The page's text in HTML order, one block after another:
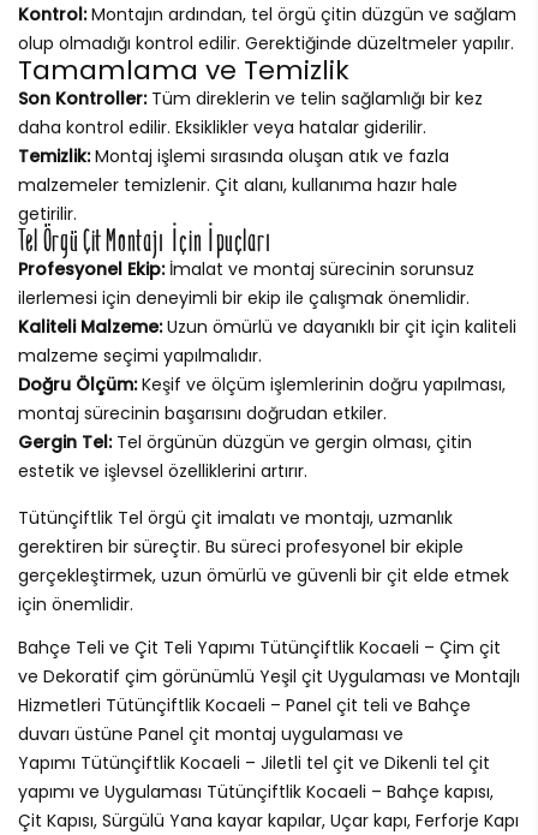
Kontrol:Montajın ardından, tel örgü çitin düzgün ve sağlam
olup olmadığı kontrol edilir. Gerektiğinde düzeltmeler yapılır.
Tamamlama ve Temizlik
Son Kontroller:Tüm direklerin ve telin sağlamlığı bir kez
daha kontrol edilir. Eksiklikler veya hatalar giderilir.
Temizlik:Montaj işlemi sırasında oluşan atık ve fazla
malzemeler temizlenir. Çit alanı, kullanıma hazır hale
getirilir.
Tel Örgü Çit Montajı İçin İpuçları
Profesyonel Ekip:İmalat ve montaj sürecinin sorunsuz
ilerlemesi için deneyimli bir ekip ile çalışmak önemlidir.
Kaliteli Malzeme:Uzun ömürlü ve dayanıklı bir çit için kaliteli
malzeme seçimi yapılmalıdır.
Doğru Ölçüm:Keşif ve ölçüm işlemlerinin doğru yapılması,
montaj sürecinin başarısını doğrudan etkiler.
Gergin Tel:Tel örgünün düzgün ve gergin olması, çitin
estetik ve işlevsel özelliklerini artırır.
Tütünçiftlik Tel örgü çit imalatı ve montajı, uzmanlık
gerektiren bir süreçtir. Bu süreci profesyonel bir ekiple
gerçekleştirmek, uzun ömürlü ve güvenli bir çit elde etmek
için önemlidir.
Bahçe Teli ve Çit Teli Yapımı Tütünçiftlik Kocaeli – Çim çit
ve Dekoratif çim görünümlü Yeşil çit Uygulaması ve Montajlı
Hizmetleri Tütünçiftlik Kocaeli – Panel çit teli ve Bahçe
duvarı üstüne Panel çit montaj uygulaması ve
Yapımı Tütünçiftlik Kocaeli – Jiletli tel çit ve Dikenli tel çit
yapımı ve Uygulaması Tütünçiftlik Kocaeli – Bahçe kapısı,
Çit Kapısı, Sürgülü Yana kayar kapılar, Uçar kapı, Ferforje Kapı